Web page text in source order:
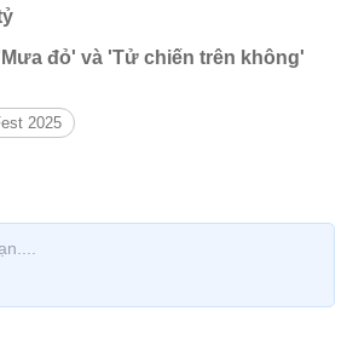
đỏ' và 'Tử chiến trên không'
2025